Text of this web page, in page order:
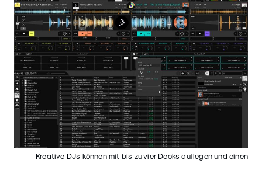
Kreative DJs können mit bis zu vier Decks auflegen und einen